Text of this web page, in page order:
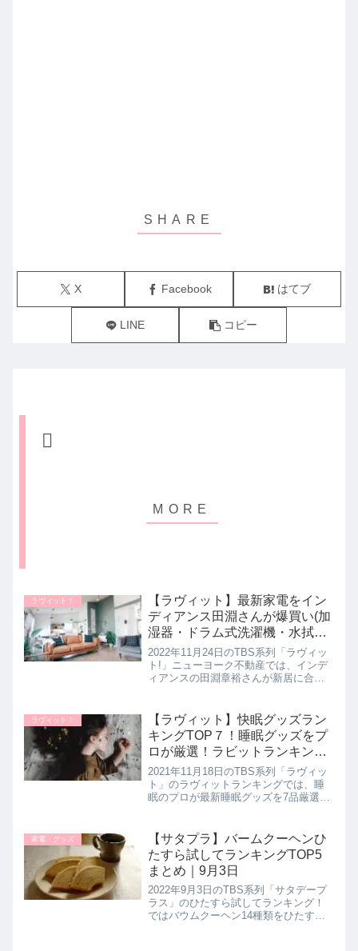
X Facebook はてブ
LINE コピー
ラヴィット！
【ラヴィット】最新家電をイン
ディアンス田淵さんが爆買い(加
湿器・ドラム式洗濯機・水拭き
ロボット掃除機など)ニューヨー
ク不動産まとめ。ラビット｜11
月24日
2022年11月24日のTBS系列「ラヴィッ
ト!」ニューヨーク不動産では、インデ
ィアンスの田淵章裕さんが新居に合う
のアドバイスをもとに購入した選りす
ぐりの最新機能を備えた便...
ラヴィット！
【ラヴィット】快眠グッズラン
キングTOP７！睡眠グッズをプ
ロが厳選！ラビットランキン
グ！11月18日
2021年11月18日のTBS系列「ラヴィッ
ト」のラヴィットランキングでは、睡
眠のプロが最新睡眠グッズを7品厳選！
たので詳しく紹介します。プロが絶賛
する驚きの快眠グッズは必...
家電・グッズ
【サタプラ】バームクーヘンひ
たすら試してランキングTOP5
まとめ｜9月3日
2022年9月3日のTBS系列「サタデープ
ラス」のひたすら試してランキング！
ではバウムクーヘン14種類をひたすら